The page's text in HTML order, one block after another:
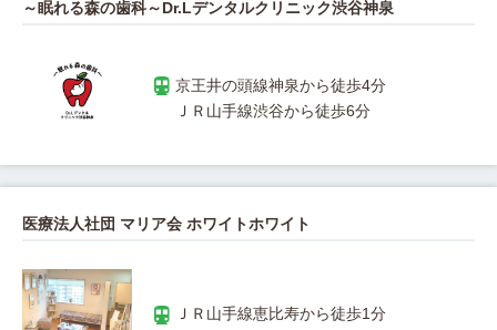
～眠れる森の歯科～Dr.Lデンタルクリニック渋谷神泉
医療法人社団 マリア会 ホワイトホワイト